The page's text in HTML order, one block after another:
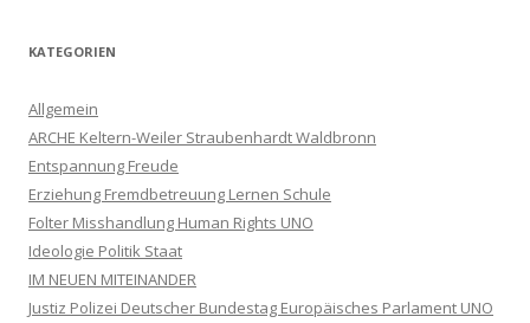
KATEGORIEN
Allgemein
ARCHE Keltern-Weiler Straubenhardt Waldbronn
Entspannung Freude
Erziehung Fremdbetreuung Lernen Schule
Folter Misshandlung Human Rights UNO
Ideologie Politik Staat
IM NEUEN MITEINANDER
Justiz Polizei Deutscher Bundestag Europäisches Parlament UNO